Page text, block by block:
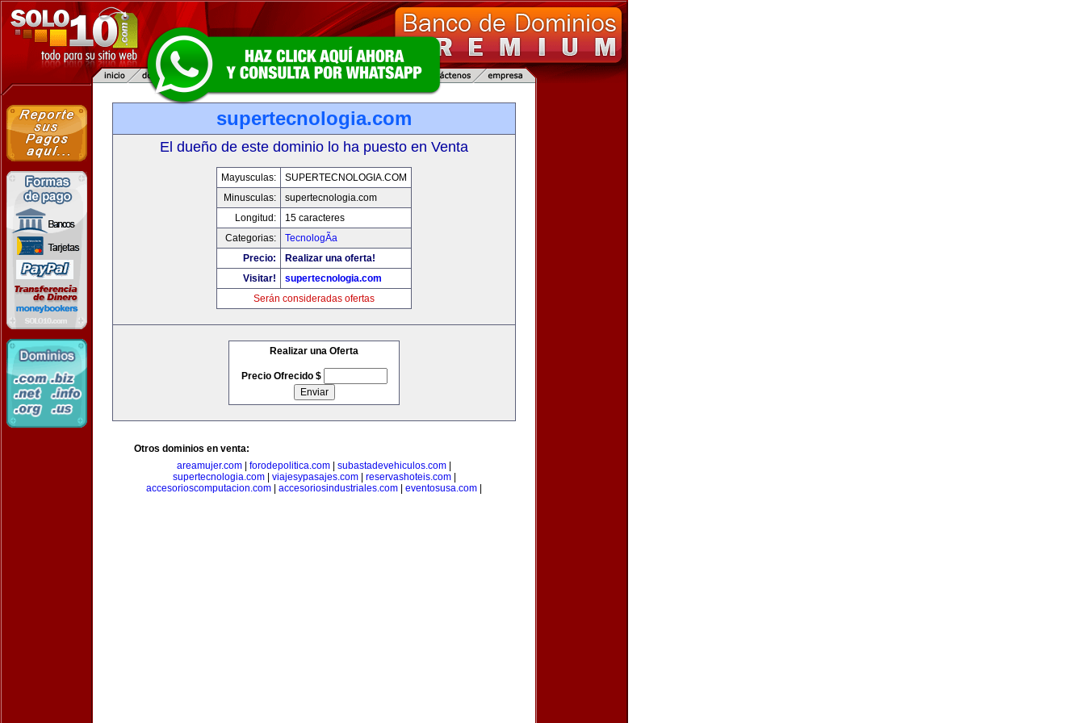
supertecnologia.com
El dueño de este dominio lo ha puesto en Venta
Mayusculas:
SUPERTECNOLOGIA.COM
Minusculas:
supertecnologia.com
Longitud:
15 caracteres
Categorias:
TecnologÃ­a
Precio:
Realizar una oferta!
Visitar!
supertecnologia.com
Serán consideradas ofertas
Realizar una Oferta
Precio Ofrecido $
Otros dominios en venta:
areamujer.com
forodepolitica.com subastadevehiculos.com
supertecnologia.com| viajesypasajes.com| reservashoteis.com|
accesorioscomputacion.com
accesoriosindustriales.com eventosusa.com